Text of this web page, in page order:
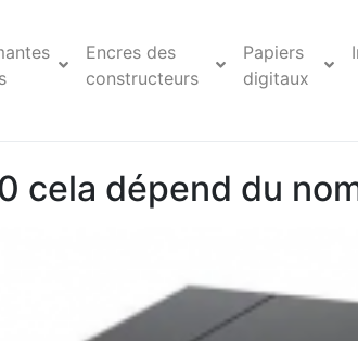
Encres des
constructeurs
Papiers
digitaux
cela dépend du